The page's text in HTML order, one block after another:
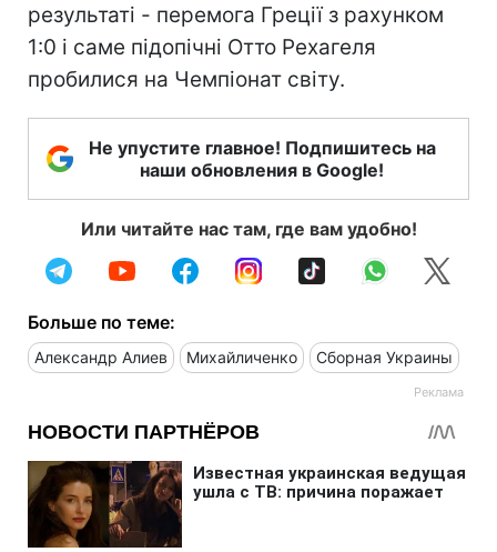
результаті - перемога Греції з рахунком
1:0 і саме підопічні Отто Рехагеля
пробилися на Чемпіонат світу.
Не упустите главное! Подпишитесь на
наши обновления в Google!
Или читайте нас там, где вам удобно!
Больше по теме:
Александр Алиев Михайличенко Сборная Украины